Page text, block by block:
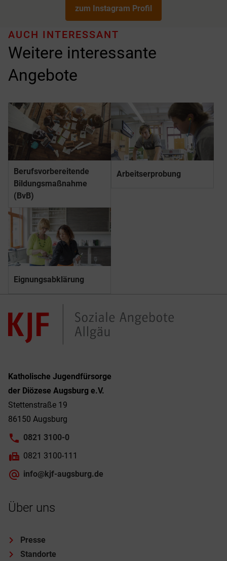
zum Instagram Profil
Weitere interessante
Angebote
AUCH INTERESSANT
Berufs­­vorbereitende
Bildungs­­maßnahme
(BvB)
Arbeitserprobung
Eignungsabklärung
Katholische Jugendfürsorge
der Diözese Augsburg e.V.
Stettenstraße 19
86150 Augsburg
0821 3100-0
0821 3100-111
info@kjf-augsburg.de
Über uns
Presse
Standorte